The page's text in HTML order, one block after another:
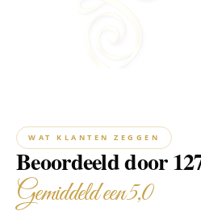
WAT KLANTEN ZEGGEN
Beoordeeld door
Gemiddeld een 5,0